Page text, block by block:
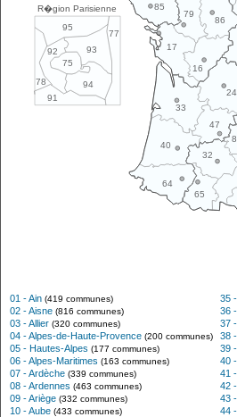
R�gion Parisienne
77
78
91
95
93
75
94
92
16
17
24
32
33
40
47
64
65
79
85
86
01 - Ain (419 communes)
02 - Aisne (816 communes)
03 - Allier (320 communes)
04 - Alpes-de-Haute-Provence (200 communes)
05 - Hautes-Alpes (177 communes)
06 - Alpes-Maritimes (163 communes)
07 - Ardèche (339 communes)
08 - Ardennes (463 communes)
09 - Ariège (332 communes)
10 - Aube (433 communes)
35
36
37
38
39
40
41
42
43
44